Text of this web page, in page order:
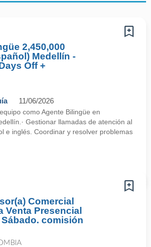
2,450,000
Medellín -
Off +
11/06/2026
como Agente Bilingüe en
Gestionar llamadas de atención al
e inglés. Coordinar y resolver problemas
Comercial
Venta Presencial
Sábado. comisión